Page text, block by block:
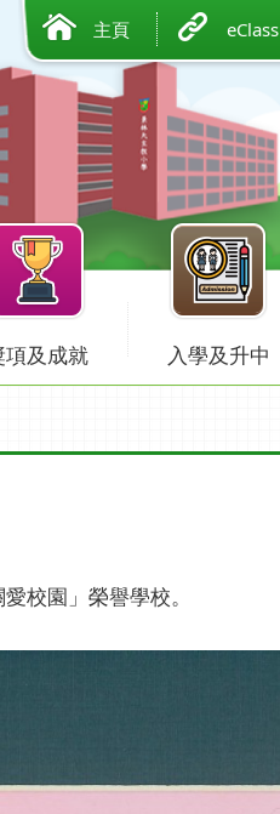
主頁 eClass
項及成就 入學及升中
校園」榮譽學校。